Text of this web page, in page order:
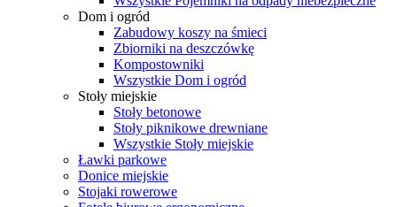
Dom i ogród
Zabudowy koszy na śmieci
Zbiorniki na deszczówkę
Kompostowniki
Wszystkie Dom i ogród
Stoły miejskie
Stoły betonowe
Stoły piknikowe drewniane
Wszystkie Stoły miejskie
Ławki parkowe
Donice miejskie
Stojaki rowerowe